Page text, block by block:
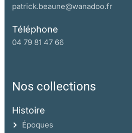
patrick.beaune@wanadoo.fr
Téléphone
04 79 81 47 66
Nos collections
Histoire
Époques